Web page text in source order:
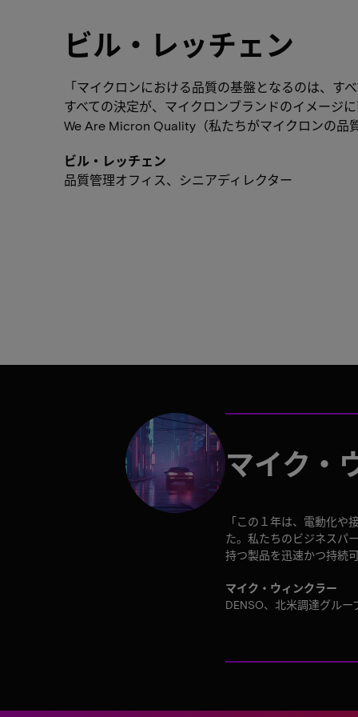
ビル・レッチェン
「マイクロンにおける品質の基盤となるのは、す
すべての決定が、マイクロンブランドのイメージに
We Are Micron Quality（私たちがマイクロンの品
ビル・レッチェン
品質管理オフィス、シニアディレクター
マイク・
「この１年は、電動化
た。私たちのビジネスパ
持つ製品を迅速かつ持続
マイク・ウィンクラー
DENSO、北米調達グルー